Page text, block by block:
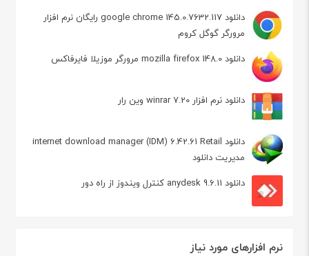
دانلود google chrome 145.0.7632.117 رایگان نرم افزار
مرورگر گوگل کروم
دانلود mozilla firefox 148.0 مرورگر موزیلا فایرفاکس
دانلود نرم افزار winrar 7.20 وین رار
دانلود internet download manager (IDM) 6.42.61 Retail
مدیریت دانلود
دانلود anydesk 9.6.11 کنترل ویندوز از راه دور
نرم افزارهای مورد نیاز